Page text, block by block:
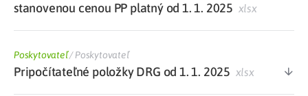
stanovenou cenou PP platný od 1. 1. 2025 xlsx
Poskytovateľ/Poskytovateľ
Pripočítateľné položky DRG od 1. 1. 2025 xlsx